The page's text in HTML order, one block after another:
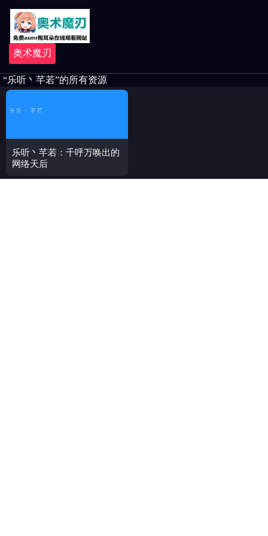
奥术魔刃
“乐听丶芊若”的所有资源
乐听丶芊若：千呼万唤出的
网络天后